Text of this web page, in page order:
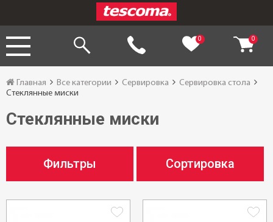
0 0
Главная Все категории Сервировка
Сервировка стола
Стеклянные миски
Стеклянные миски
Фильтры Сортировка